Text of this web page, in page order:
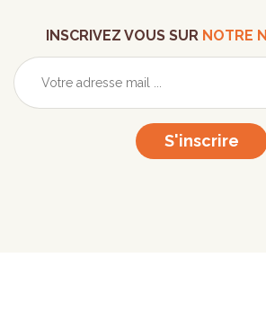
INSCRIVEZ VOUS SUR NOTRE
S'inscrire